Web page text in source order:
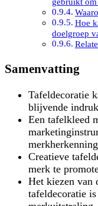
Hoe
doelgroep
Samenvatting
Tafeldecoratie
blijvende
Een tafelkleed
Creatieve
merk te
Het kiezen van
tafeldecoratie